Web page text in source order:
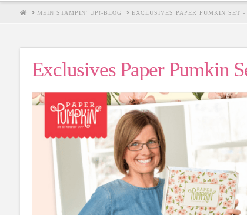
HOMEMEIN STAMPIN' UP!-BLOG EXCLUSIVES PAPER PUMKIN SET
Exclusives Paper Pumkin